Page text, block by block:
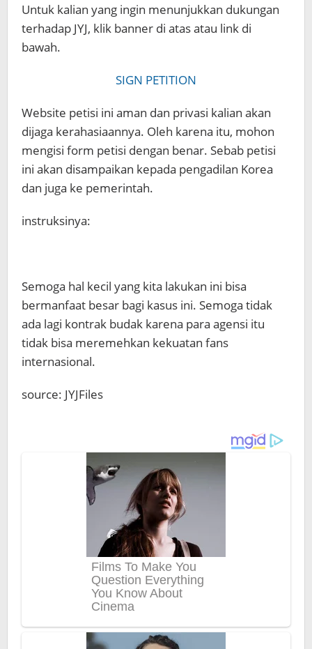
Untuk kalian yang ingin menunjukkan dukungan
terhadap JYJ, klik banner di atas atau link di
bawah.
SIGN PETITION
Website petisi ini aman dan privasi kalian akan
dijaga kerahasiaannya. Oleh karena itu, mohon
mengisi form petisi dengan benar. Sebab petisi
ini akan disampaikan kepada pengadilan Korea
dan juga ke pemerintah.
instruksinya:
Semoga hal kecil yang kita lakukan ini bisa
bermanfaat besar bagi kasus ini. Semoga tidak
ada lagi kontrak budak karena para agensi itu
tidak bisa meremehkan kekuatan fans
internasional.
source: JYJFiles